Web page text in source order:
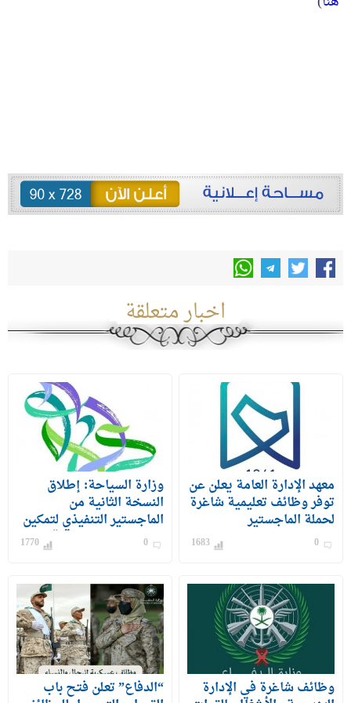
اخبار متعلقة
معهد الإدارة العامة يعلن عن
توفر وظائف تعليمية شاغرة
لحملة الماجستير
0
1683
وزارة السياحة: إطلاق
النسخة الثانية من
الماجستير التنفيذي لتمكين
الكوادر الوطنية من قيادة
القطاع السياحي بالمملكة
0
1770
وظائف شاغرة في الإدارة “الدفاع” تعلن فتح باب